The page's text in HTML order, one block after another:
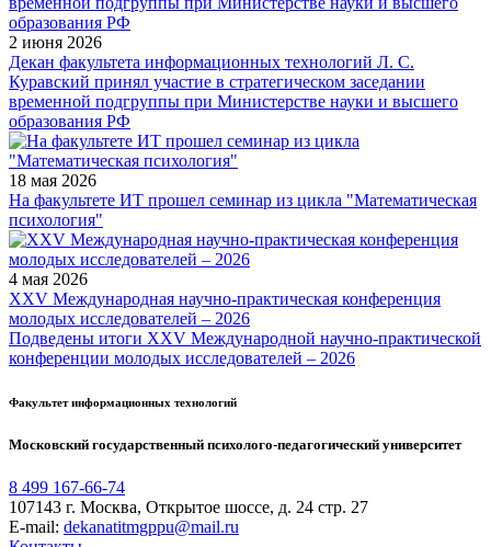
2 июня 2026
Декан факультета информационных технологий Л. С.
Куравский принял участие в стратегическом заседании
временной подгруппы при Министерстве науки и высшего
образования РФ
18 мая 2026
На факультете ИТ прошел семинар из цикла "Математическая
психология"
4 мая 2026
XXV Международная научно-практическая конференция
молодых исследователей – 2026
Подведены итоги XXV Международной научно-практической
конференции молодых исследователей – 2026
Факультет информационных технологий
Московский государственный психолого-педагогический университет
8 499 167-66-74
107143 г. Москва, Открытое шоссе, д. 24 стр. 27
E-mail: dekanatitmgppu@mail.ru